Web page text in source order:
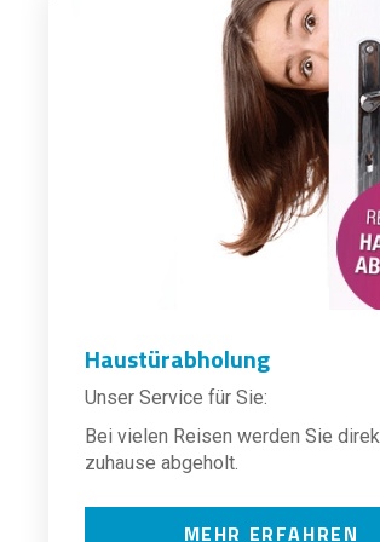
Haustürabholung
Unser Service für Sie:
Bei vielen Reisen werden Sie
zuhause abgeholt.
MEHR ERFAHREN